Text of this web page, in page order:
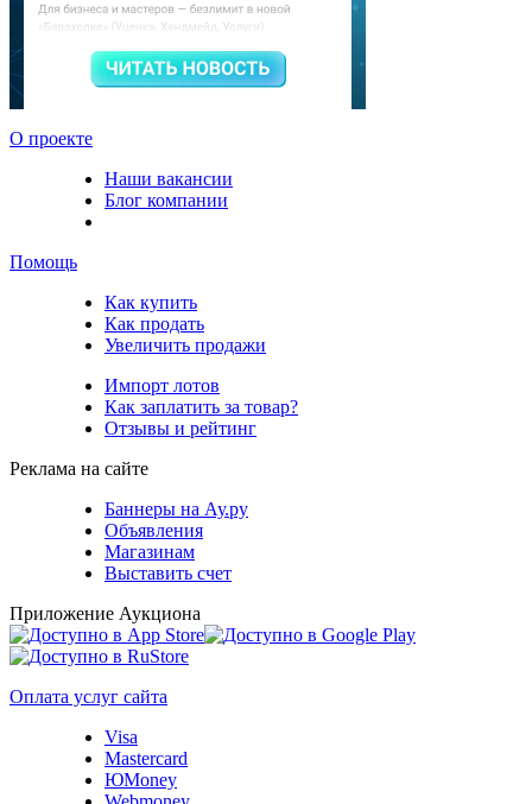
О проекте
Наши вакансии
Блог компании
Помощь
Как купить
Как продать
Увеличить продажи
Импорт лотов
Как заплатить за товар?
Отзывы и рейтинг
Реклама на сайте
Баннеры на Ау.ру
Объявления
Магазинам
Выставить счет
Приложение Аукциона
Оплата услуг сайта
Visa
Mastercard
ЮMoney